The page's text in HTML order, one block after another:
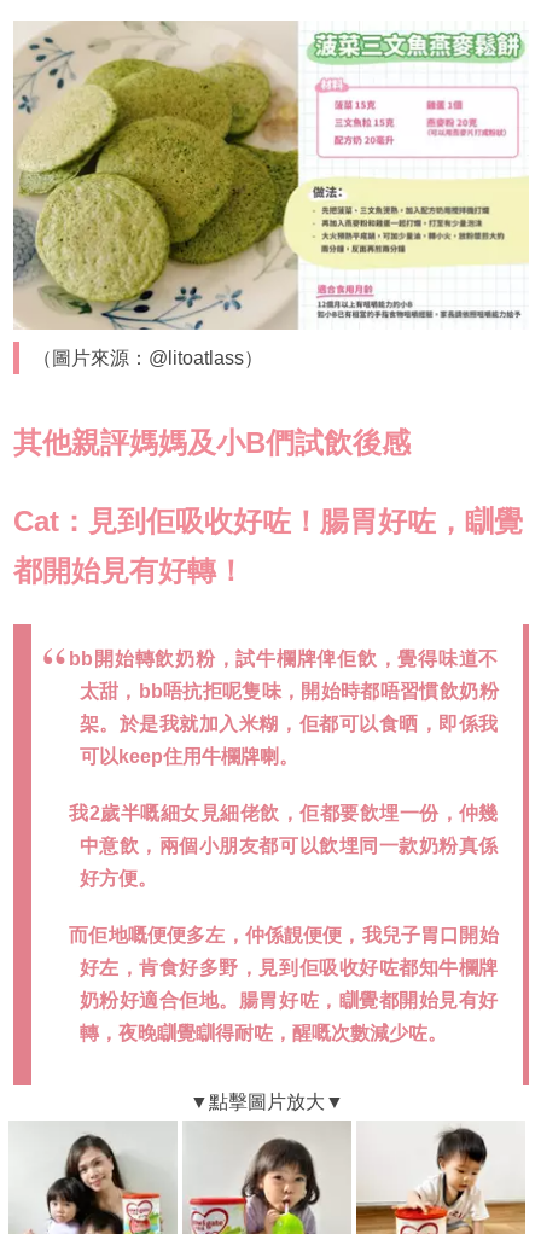
（圖片來源：@litoatlass）
其他親評媽媽及小B們試飲後感
Cat：見到佢吸收好咗！腸胃好咗，瞓覺
都開始見有好轉！
bb開始轉飲奶粉，試牛欄牌俾佢飲，覺得味道不
太甜，bb唔抗拒呢隻味，開始時都唔習慣飲奶粉
架。於是我就加入米糊，佢都可以食晒，即係我
可以keep住用牛欄牌喇。
我2歲半嘅細女見細佬飲，佢都要飲埋一份，仲幾
中意飲，兩個小朋友都可以飲埋同一款奶粉真係
好方便。
而佢地嘅便便多左，仲係靚便便，我兒子胃口開始
好左，肯食好多野，見到佢吸收好咗都知牛欄牌
奶粉好適合佢地。腸胃好咗，瞓覺都開始見有好
轉，夜晚瞓覺瞓得耐咗，醒嘅次數減少咗。